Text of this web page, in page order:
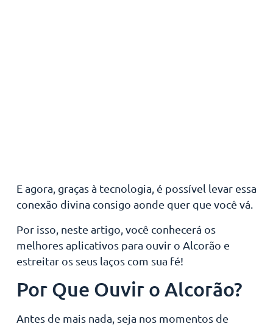
E agora, graças à tecnologia, é possível levar essa
conexão divina consigo aonde quer que você vá.
Por isso, neste artigo, você conhecerá os
melhores aplicativos para ouvir o Alcorão e
estreitar os seus laços com sua fé!
Por Que Ouvir o Alcorão?
Antes de mais nada, seja nos momentos de